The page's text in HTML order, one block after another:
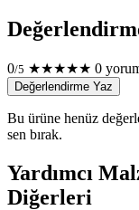
0/5 ★★★★★ 0
Değerlendirme Yaz
Bu ürüne henüz
sen bırak.
Yardımcı
Diğerleri